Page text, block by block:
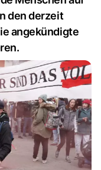
den derzeit
angekündigte